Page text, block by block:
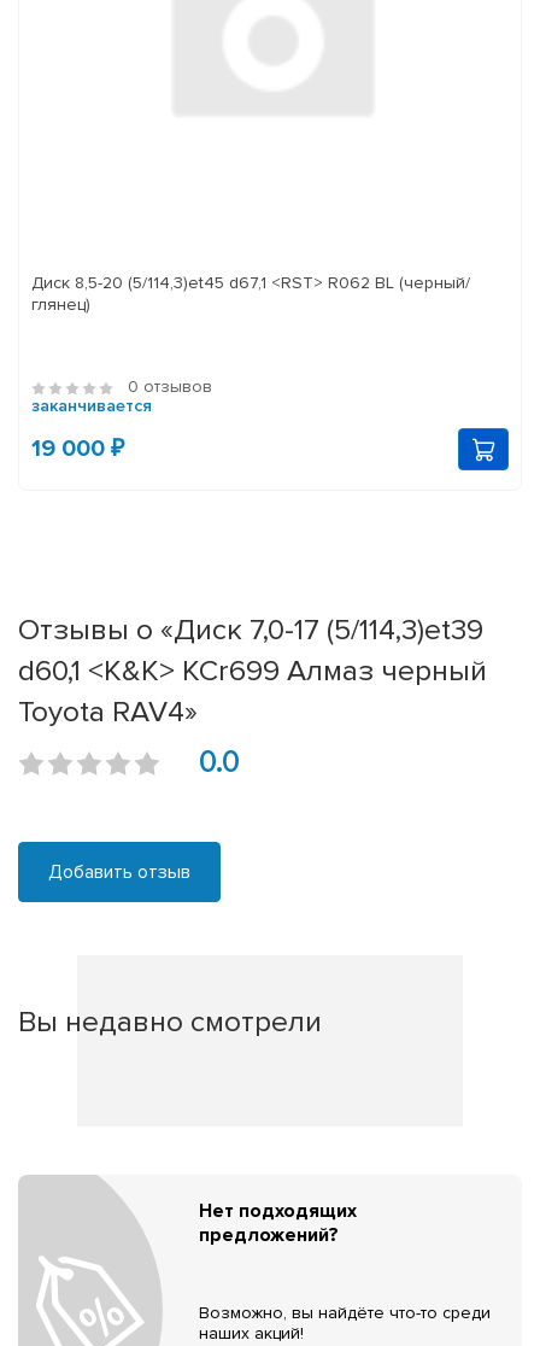
Диск 8,5-20 (5/114,3)et45 d67,1 <RST> R062 BL (черный/
глянец)
0 отзывов
заканчивается
19 000 ₽
Отзывы о «Диск 7,0-17 (5/114,3)et39
d60,1 <K&K> КСr699 Алмаз черный
Toyota RAV4»
0.0
Добавить отзыв
Вы недавно смотрели
Нет подходящих
предложений?
Возможно, вы найдёте что-то среди
наших акций!